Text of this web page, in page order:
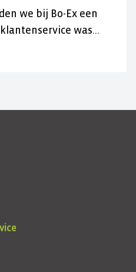
we bij Bo-Ex een
was